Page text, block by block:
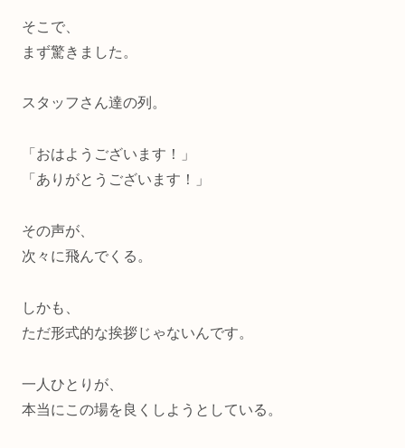
そこで、
まず驚きました。
スタッフさん達の列。
「おはようございます！」
「ありがとうございます！」
その声が、
次々に飛んでくる。
しかも、
ただ形式的な挨拶じゃないんです。
一人ひとりが、
本当にこの場を良くしようとしている。